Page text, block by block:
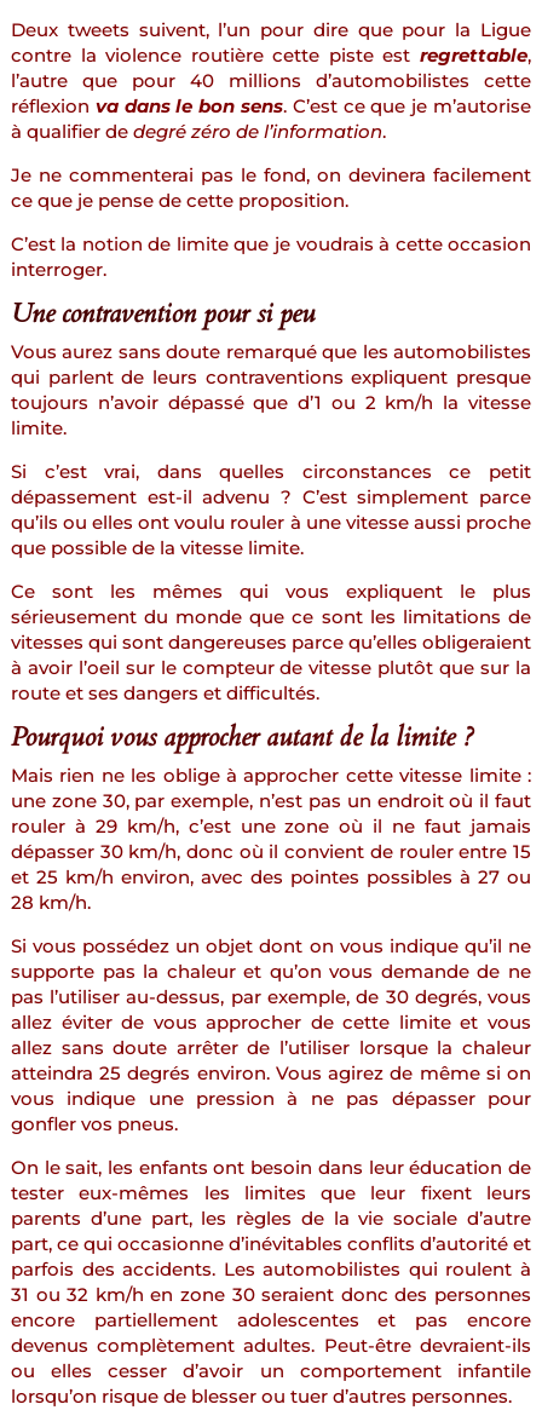
Deux tweets suivent, l’un pour dire que pour la Ligue
contre la violence routière cette piste estregrettable,
l’autre que pour 40 millions d’automobilistes cette
réflexion va dans le bon sens. C’est ce que je m’autorise
à qualifier de degré zéro de l’information.
Je ne commenterai pas le fond, on devinera facilement
ce que je pense de cette proposition.
C’est la notion de limite que je voudrais à cette occasion
interroger.
Une contravention pour si peu
Vous aurez sans doute remarqué que les automobilistes
qui parlent de leurs contraventions expliquent presque
toujours n’avoir dépassé que d’1 ou 2 km/h la vitesse
limite.
Si c’est vrai, dans quelles circonstances ce petit
dépassement est-il advenu ? C’est simplement parce
qu’ils ou elles ont voulu rouler à une vitesse aussi proche
que possible de la vitesse limite.
Ce sont les mêmes qui vous expliquent le plus
sérieusement du monde que ce sont les limitations de
vitesses qui sont dangereuses parce qu’elles obligeraient
à avoir l’oeil sur le compteur de vitesse plutôt que sur la
route et ses dangers et difficultés.
Pourquoi vous approcher autant de la limite ?
Mais rien ne les oblige à approcher cette vitesse limite :
une zone 30, par exemple, n’est pas un endroit où il faut
rouler à 29 km/h, c’est une zone où il ne faut jamais
dépasser 30 km/h, donc où il convient de rouler entre 15
et 25 km/h environ, avec des pointes possibles à 27 ou
28 km/h.
Si vous possédez un objet dont on vous indique qu’il ne
supporte pas la chaleur et qu’on vous demande de ne
pas l’utiliser au-dessus, par exemple, de 30 degrés, vous
allez éviter de vous approcher de cette limite et vous
allez sans doute arrêter de l’utiliser lorsque la chaleur
atteindra 25 degrés environ. Vous agirez de même si on
vous indique une pression à ne pas dépasser pour
gonfler vos pneus.
On le sait, les enfants ont besoin dans leur éducation de
tester eux-mêmes les limites que leur fixent leurs
parents d’une part, les règles de la vie sociale d’autre
part, ce qui occasionne d’inévitables conflits d’autorité et
parfois des accidents. Les automobilistes qui roulent à
31 ou 32 km/h en zone 30 seraient donc des personnes
encore partiellement adolescentes et pas encore
devenus complètement adultes. Peut-être devraient-ils
ou elles cesser d’avoir un comportement infantile
lorsqu’on risque de blesser ou tuer d’autres personnes.